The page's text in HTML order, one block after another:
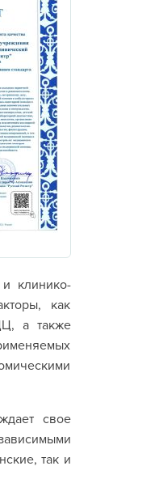
клинико-
как
а также
свое
так и